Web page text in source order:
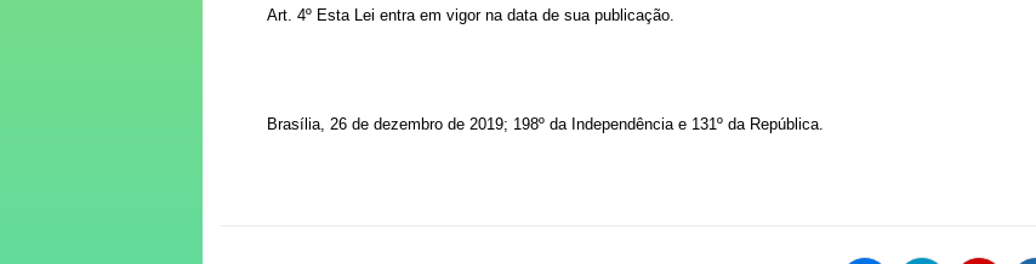
Art. 4º Esta Lei entra em vigor na data de sua publicação.
Brasília, 26 de dezembro de 2019; 198º da Independência e 131º da República.